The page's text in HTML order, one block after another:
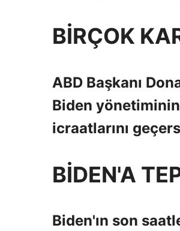
BİRÇOK
ABD Başkanı
Biden
icraatlarını
BİDEN'A
Biden'ın son